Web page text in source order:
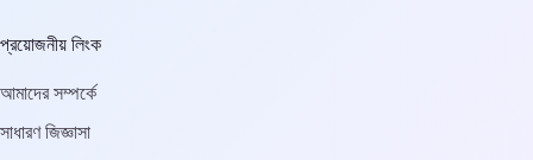
প্রয়োজনীয় লিংক
আমাদের সম্পর্কে
সাধারণ জিজ্ঞাসা